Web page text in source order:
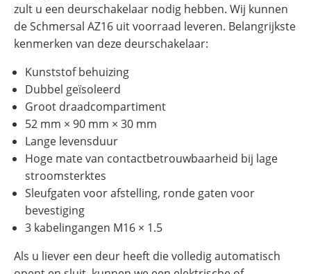
zult u een deurschakelaar nodig hebben. Wij kunnen
de Schmersal AZ16 uit voorraad leveren. Belangrijkste
kenmerken van deze deurschakelaar:
Kunststof behuizing
Dubbel geïsoleerd
Groot draadcompartiment
52 mm × 90 mm × 30 mm
Lange levensduur
Hoge mate van contactbetrouwbaarheid bij lage
stroomsterktes
Sleufgaten voor afstelling, ronde gaten voor
bevestiging
3 kabelingangen M16 × 1.5
Als u liever een deur heeft die volledig automatisch